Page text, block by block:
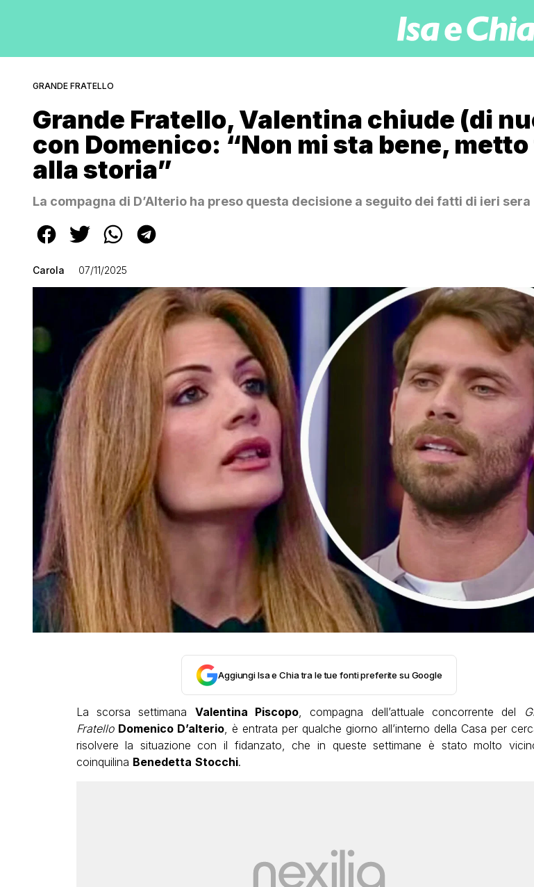
GRANDE FRATELLO
Grande Fratello, Valentina chiude (di
con Domenico: “Non mi sta bene,
alla storia”
La compagna di D’Alterio ha preso questa decisione a seguito dei fatti di ieri sera
Carola 07/11/2025
Aggiungi Isa e Chia tra le tue fonti preferite su Google
La scorsa settimana Valentina Piscopo, compagna dell’attuale concorrente del
Fratello Domenico D’alterio, è entrata per qualche giorno all’interno della Casa per
risolvere la situazione con il fidanzato, che in queste settimane è stato molto
coinquilina Benedetta Stocchi.